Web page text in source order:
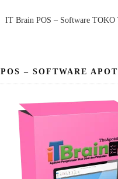
IT Brain POS – Software TOKO
– SOFTWARE